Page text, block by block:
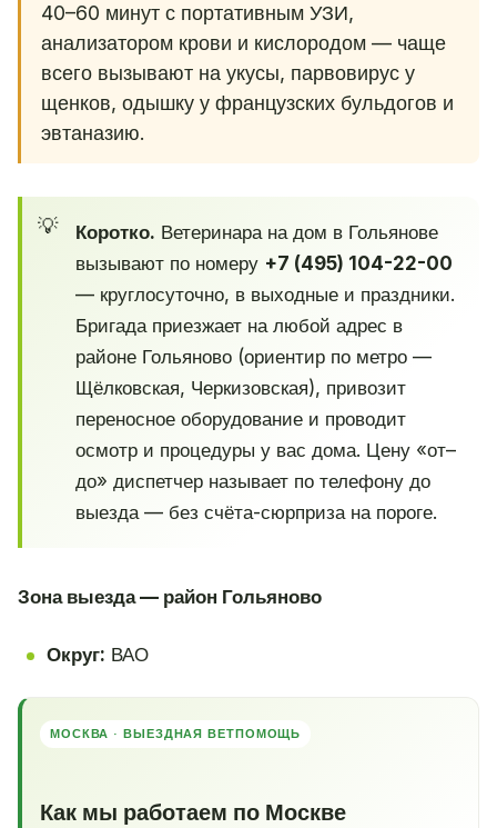
40–60 минут с портативным УЗИ,
анализатором крови и кислородом — чаще
всего вызывают на укусы, парвовирус у
щенков, одышку у французских бульдогов и
эвтаназию.
Коротко. Ветеринара на дом в Гольянове
вызывают по номеру +7 (495) 104-22-00
— круглосуточно, в выходные и праздники.
Бригада приезжает на любой адрес в
районе Гольяново (ориентир по метро —
Щёлковская, Черкизовская), привозит
переносное оборудование и проводит
осмотр и процедуры у вас дома. Цену «от–
до» диспетчер называет по телефону до
выезда — без счёта-сюрприза на пороге.
Зона выезда — район Гольяново
Округ: ВАО
МОСКВА · ВЫЕЗДНАЯ ВЕТПОМОЩЬ
Как мы работаем по Москве